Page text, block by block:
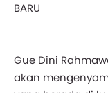
BARU
Gue Dini
akan